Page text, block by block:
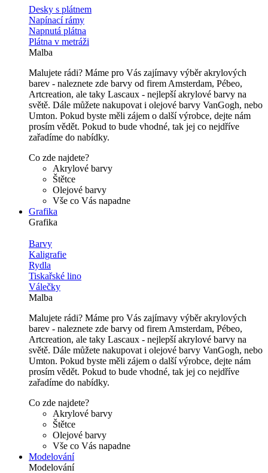
Desky s plátnem
Napínací rámy
Napnutá plátna
Plátna v metráži
Malba
Malujete rádi? Máme pro Vás zajímavy výběr akrylových
barev - naleznete zde barvy od firem Amsterdam, Pébeo,
Artcreation, ale taky Lascaux - nejlepší akrylové barvy na
světě. Dále můžete nakupovat i olejové barvy VanGogh, nebo
Umton. Pokud byste měli zájem o další výrobce, dejte nám
prosím vědět. Pokud to bude vhodné, tak jej co nejdříve
zařadíme do nabídky.
Co zde najdete?
Akrylové barvy
Štětce
Olejové barvy
Vše co Vás napadne
Grafika
Grafika
Barvy
Kaligrafie
Rydla
Tiskařské lino
Válečky
Malba
Malujete rádi? Máme pro Vás zajímavy výběr akrylových
barev - naleznete zde barvy od firem Amsterdam, Pébeo,
Artcreation, ale taky Lascaux - nejlepší akrylové barvy na
světě. Dále můžete nakupovat i olejové barvy VanGogh, nebo
Umton. Pokud byste měli zájem o další výrobce, dejte nám
prosím vědět. Pokud to bude vhodné, tak jej co nejdříve
zařadíme do nabídky.
Co zde najdete?
Akrylové barvy
Štětce
Olejové barvy
Vše co Vás napadne
Modelování
Modelování